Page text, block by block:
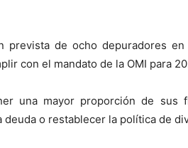
prevista de ocho depuradores
con el mandato de la OMI para
una mayor proporción de sus
o restablecer la política de